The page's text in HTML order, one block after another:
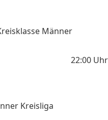
Männer
22:00 Uhr
Kreisliga